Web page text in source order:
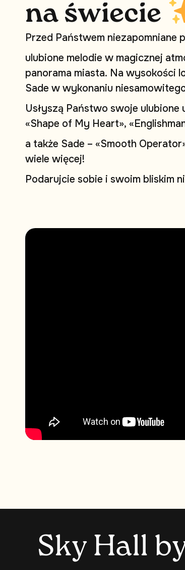
na świecie
Przed Państwem niezapomniane p
ulubione melodie w magicznej atm
panorama miasta. Na wysokości l
Sade w wykonaniu niesamowiteg
Usłyszą Państwo swoje ulubione
«Shape of My Heart», «Englishma
a także Sade – «Smooth Operator
wiele więcej!
Podarujcie sobie i swoim bliskim ni
Sky Hall b